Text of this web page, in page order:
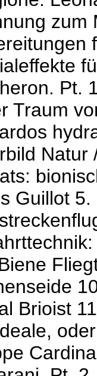
zum
Pt.
Traum
Natur
Guillot
Brioist